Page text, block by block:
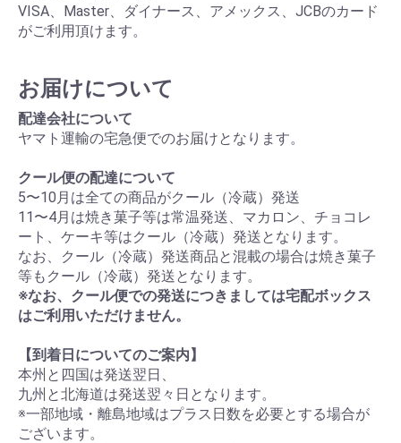
VISA、Master、ダイナース、アメックス、JCBのカード
がご利用頂けます。
お届けについて
配達会社について
ヤマト運輸の宅急便でのお届けとなります。
クール便の配達について
5〜10月は全ての商品がクール（冷蔵）発送
11〜4月は焼き菓子等は常温発送、マカロン、チョコレ
ート、ケーキ等はクール（冷蔵）発送となります。
なお、クール（冷蔵）発送商品と混載の場合は焼き菓子
等もクール（冷蔵）発送となります。
※なお、クール便での発送につきましては宅配ボックス
はご利用いただけません。
【到着日についてのご案内】
本州と四国は発送翌日、
九州と北海道は発送翌々日となります。
※一部地域・離島地域はプラス日数を必要とする場合が
ございます。